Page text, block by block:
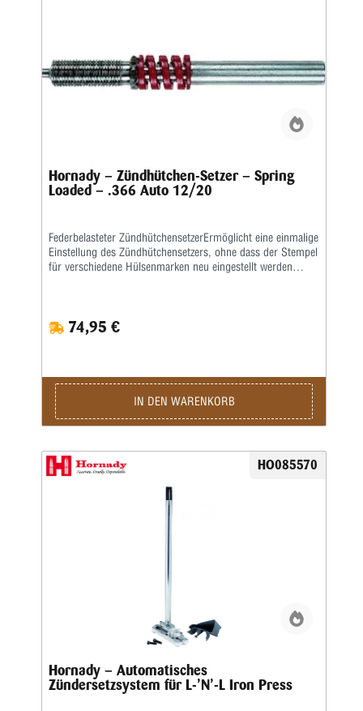
Hornady – Zündhütchen-Setzer – Spring
Loaded – .366 Auto 12/20
Federbelasteter ZündhütchensetzerErmöglicht eine einmalige
Einstellung des Zündhütchensetzers, ohne dass der Stempel
für verschiedene Hülsenmarken neu eingestellt werden
74,95 €
IN DEN WARENKORB
HO085570
Hornady – Automatisches
Zündersetzsystem für L-’N’-L Iron Press